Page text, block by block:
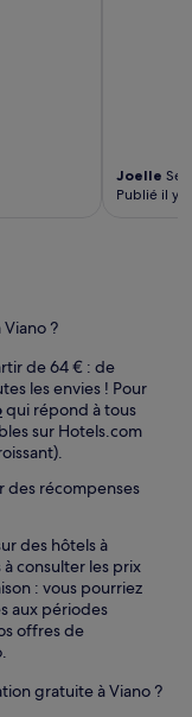
Joelle
Publié il y
?
de 64 € : de
les envies ! Pour
qui répond à tous
sur Hotels.com
des récompenses
des hôtels à
consulter les prix
: vous pourriez
aux périodes
offres de
gratuite à Viano ?